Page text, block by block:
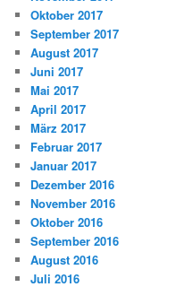
Oktober 2017
September 2017
August 2017
Juni 2017
Mai 2017
April 2017
März 2017
Februar 2017
Januar 2017
Dezember 2016
November 2016
Oktober 2016
September 2016
August 2016
Juli 2016